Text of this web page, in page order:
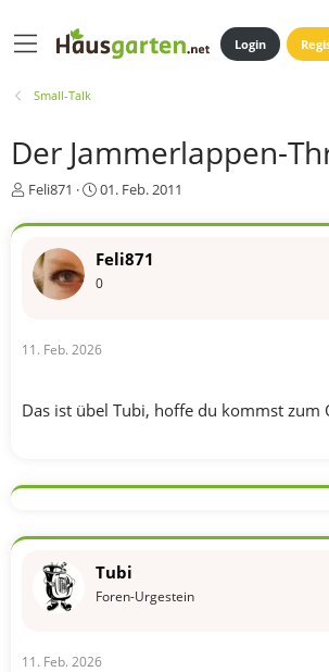
Login
Small-Talk
Der Jammerlappen-
E
s
e
r
Feli871
E
s
e
l
a
01. Feb. 2011
Feli871
0
11. Feb. 2026
Das ist übel Tubi, hoffe du kommst zum
Tubi
Foren-Urgestein
11. Feb. 2026